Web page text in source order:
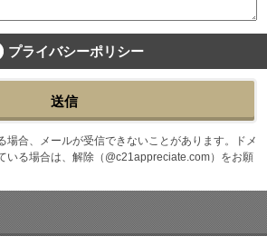
プライバシーポリシー
送信
場合、メールが受信できないことがあります。ドメ
いる場合は、解除（@c21appreciate.com）をお願